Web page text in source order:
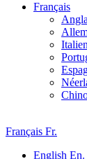
Français
Italien
Français Fr.
English En.